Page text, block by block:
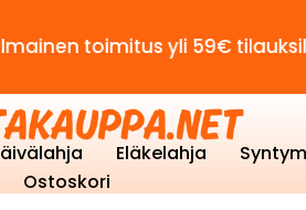
yli 59€ tilauksille!
Eläkelahja
Ostoskori